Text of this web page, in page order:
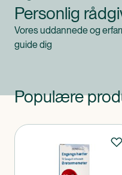
Personlig
Vores uddannede og
guide dig
Populære
Produkter